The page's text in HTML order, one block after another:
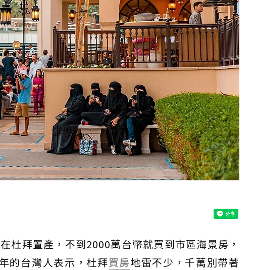
杜拜置產，不到2000萬台幣就買到市區海景房，
的台灣人表示，杜拜買房地雷不少，千萬別帶著